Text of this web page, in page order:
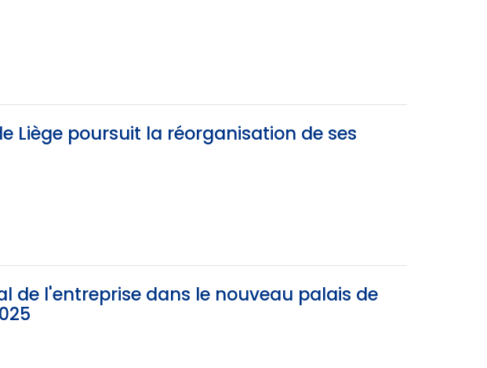
Liège poursuit la réorganisation de ses
de l'entreprise dans le nouveau palais de